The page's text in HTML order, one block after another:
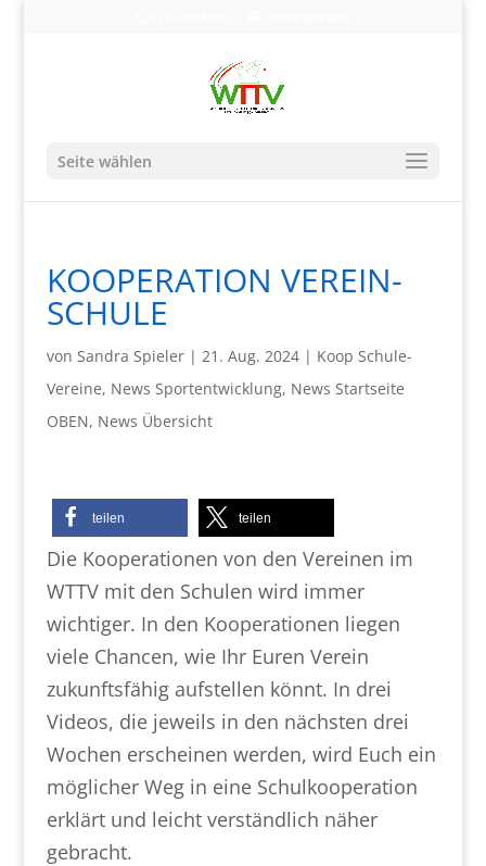
Seite wählen
KOOPERATION VEREIN-
SCHULE
von Sandra Spieler| 21. Aug. 2024| Koop Schule-
Vereine, News Sportentwicklung, News Startseite
OBEN, News Übersicht
teilen teilen
Die Kooperationen von den Vereinen im
WTTV mit den Schulen wird immer
wichtiger. In den Kooperationen liegen
viele Chancen, wie Ihr Euren Verein
zukunftsfähig aufstellen könnt. In drei
Videos, die jeweils in den nächsten drei
Wochen erscheinen werden, wird Euch ein
möglicher Weg in eine Schulkooperation
erklärt und leicht verständlich näher
gebracht.